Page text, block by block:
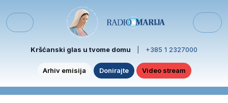
Menu
Kršćanski glas u tvome domu +385 1 2327000
Arhiv emisija Donirajte Video stream